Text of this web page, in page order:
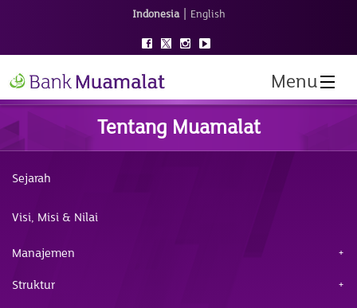
Indonesia | English
Menu
Tentang Muamalat
Sejarah
Visi, Misi & Nilai
Manajemen
Struktur